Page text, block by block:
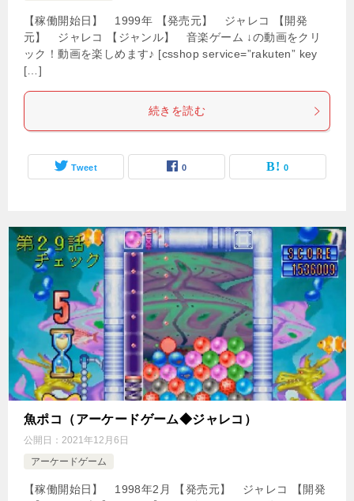
【稼働開始日】 1999年 【発売元】 ジャレコ 【開発
元】 ジャレコ 【ジャンル】 音楽ゲーム ↓の動画をクリ
ック！動画を楽しめます♪ [csshop service=”rakuten” key
[…]
続きを読む
Tweet 0 0
魚ポコ（アーケードゲーム◆ジャレコ）
公開日： 2021年12月6日
アーケードゲーム
【稼働開始日】 1998年2月 【発売元】 ジャレコ 【開発